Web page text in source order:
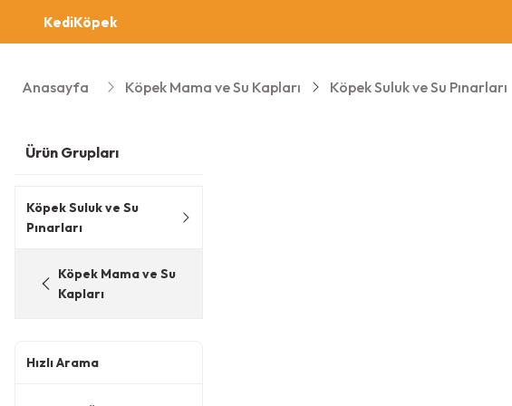
KediKöpek
Anasayfa Köpek Mama ve Su Kapları Köpek Suluk ve Su Pınarları
Ürün Grupları
Köpek Suluk ve Su
Pınarları
Köpek Mama ve Su
Kapları
Hızlı Arama